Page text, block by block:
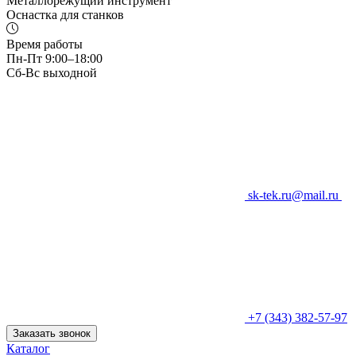
Оснастка для станков
Время работы
Пн-Пт 9:00–18:00
Сб-Вс выходной
sk-tek.ru@mail.ru
+7 (343) 382-57-97
Заказать звонок
Каталог